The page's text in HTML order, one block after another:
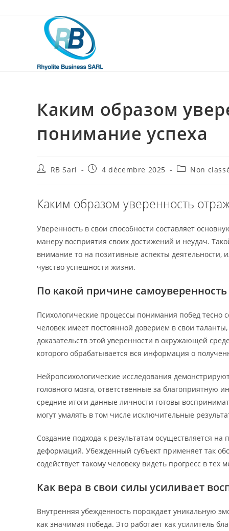
Каким образом
понимание успеха
Auteur/autrice
publication :
RB Sarl
Publication
4 décembre 2025
PostNon
Каким образом уверенность
Уверенность в свои способности составляет
манеру восприятия своих достижений и неудач.
внимание то на позитивные аспекты деятельности,
чувство успешности жизни.
По какой причине
Психологические процессы понимания побед тесно
человек имеет постоянной доверием в свои
доказательств этой уверенности в окружающей
которого обрабатывается вся информация о
Нейропсихологические исследования
головного мозга, ответственные за благоприятную
средние итоги данные личности готовы
могут умалять в том числе исключительные
Создание подхода к результатам осуществляется
деформаций. Убежденный субъект применяет так
содействует такому человеку видеть прогресс в
Как вера в свои силы усиливает
Внутренняя убежденность порождает уникальную
как значимая победа. Это работает как усилитель